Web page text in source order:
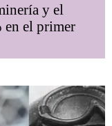
y el
en el primer